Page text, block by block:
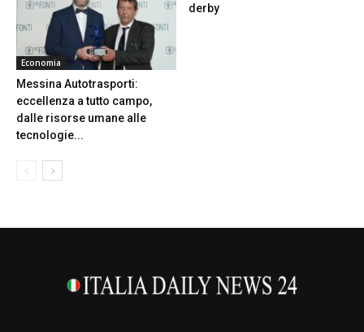
Economia
Messina Autotrasporti:
eccellenza a tutto campo,
dalle risorse umane alle
tecnologie...
derby